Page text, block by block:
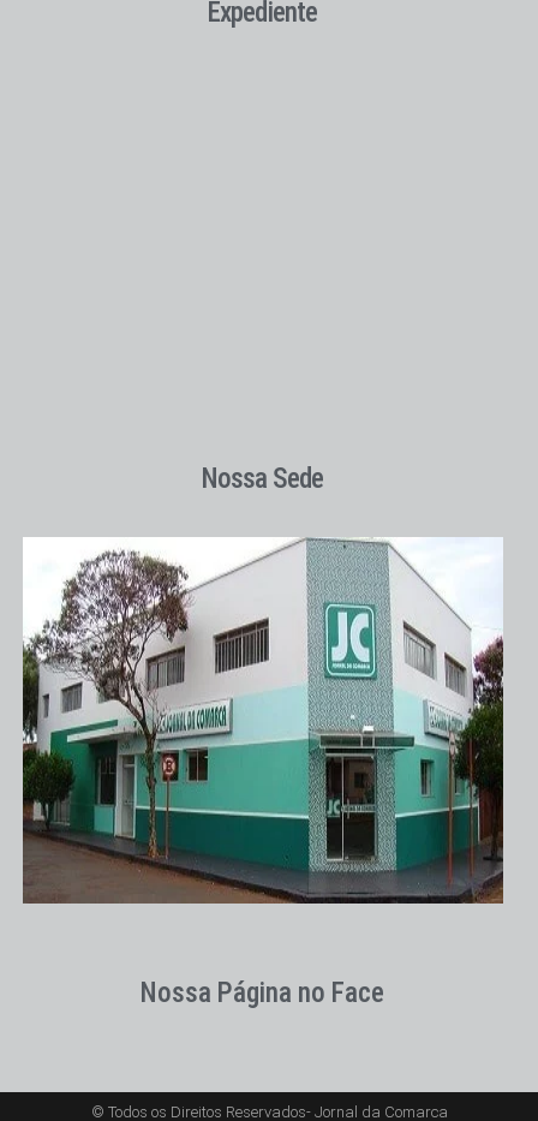
Expediente
Nossa Sede
Nossa Página no Face
© Todos os Direitos Reservados- Jornal da Comarca